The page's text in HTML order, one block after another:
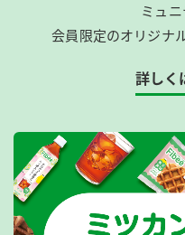
ミュニ
会員限定のオリジナ
詳しく